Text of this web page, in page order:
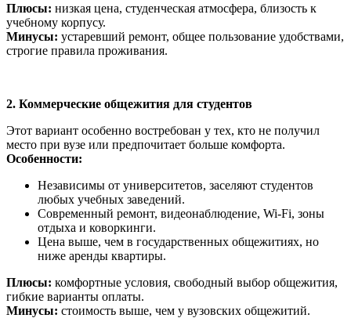
Плюсы: низкая цена, студенческая атмосфера, близость к
учебному корпусу.
Минусы: устаревший ремонт, общее пользование удобствами,
строгие правила проживания.
2. Коммерческие общежития для студентов
Этот вариант особенно востребован у тех, кто не получил
место при вузе или предпочитает больше комфорта.
Особенности:
Независимы от университетов, заселяют студентов
любых учебных заведений.
Современный ремонт, видеонаблюдение, Wi-Fi, зоны
отдыха и коворкинги.
Цена выше, чем в государственных общежитиях, но
ниже аренды квартиры.
Плюсы: комфортные условия, свободный выбор общежития,
гибкие варианты оплаты.
Минусы: стоимость выше, чем у вузовских общежитий.